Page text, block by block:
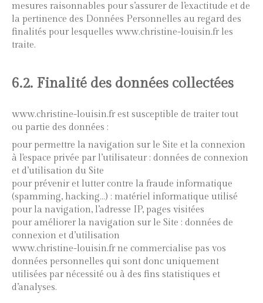
mesures raisonnables pour s’assurer de l’exactitude et de
la pertinence des Données Personnelles au regard des
finalités pour lesquelles www.christine-louisin.fr les
traite.
6.2. Finalité des données collectées
www.christine-louisin.fr est susceptible de traiter tout
ou partie des données :
pour permettre la navigation sur le Site et la connexion
à l'espace privée par l’utilisateur : données de connexion
et d’utilisation du Site
pour prévenir et lutter contre la fraude informatique
(spamming, hacking…) : matériel informatique utilisé
pour la navigation, l’adresse IP, pages visitées
pour améliorer la navigation sur le Site : données de
connexion et d’utilisation
www.christine-louisin.fr ne commercialise pas vos
données personnelles qui sont donc uniquement
utilisées par nécessité ou à des fins statistiques et
d’analyses.